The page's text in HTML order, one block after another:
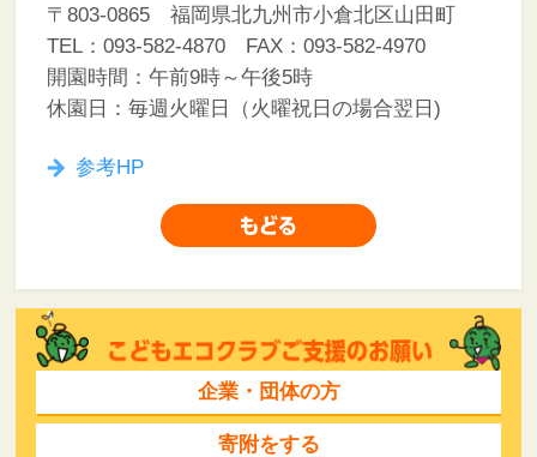
〒803-0865 福岡県北九州市小倉北区山田町
TEL：093-582-4870 FAX：093-582-4970
開園時間：午前9時～午後5時
休園日：毎週火曜日（火曜祝日の場合翌日)
参考HP
企業・団体の方
寄附をする